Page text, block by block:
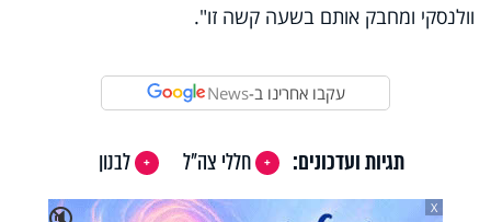
וולנסקי ומחבק אותם בשעה קשה זו".
עקבו אחרינו ב-News
תגיות ועדכונים: חללי צה"ל
לבנון
X